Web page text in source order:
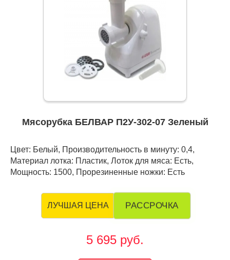
Мясорубка БЕЛВАР П2У-302-07 Зеленый
Цвет: Белый, Производительность в минуту: 0,4,
Материал лотка: Пластик, Лоток для мяса: Есть,
Мощность: 1500, Прорезиненные ножки: Есть
ЛУЧШАЯ ЦЕНА РАССРОЧКА
5 695 руб.